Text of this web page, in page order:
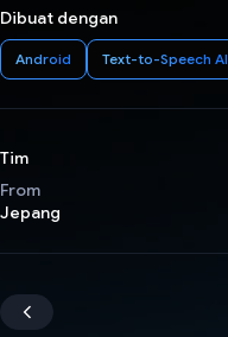
Dibuat dengan
Android Text-to-Speech AI
Tim
From
Jepang